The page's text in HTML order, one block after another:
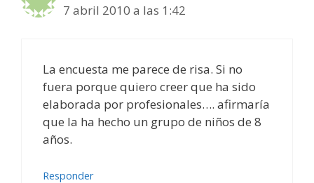
7 abril 2010 a las 1:42
La encuesta me parece de risa. Si no
fuera porque quiero creer que ha sido
elaborada por profesionales…. afirmaría
que la ha hecho un grupo de niños de 8
años.
Responder